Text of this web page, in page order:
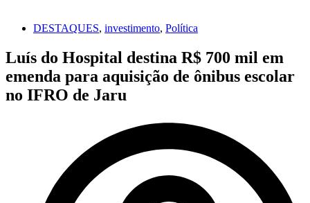
DESTAQUES, investimento, Política
Luís do Hospital destina R$ 700 mil em
emenda para aquisição de ônibus escolar
no IFRO de Jaru